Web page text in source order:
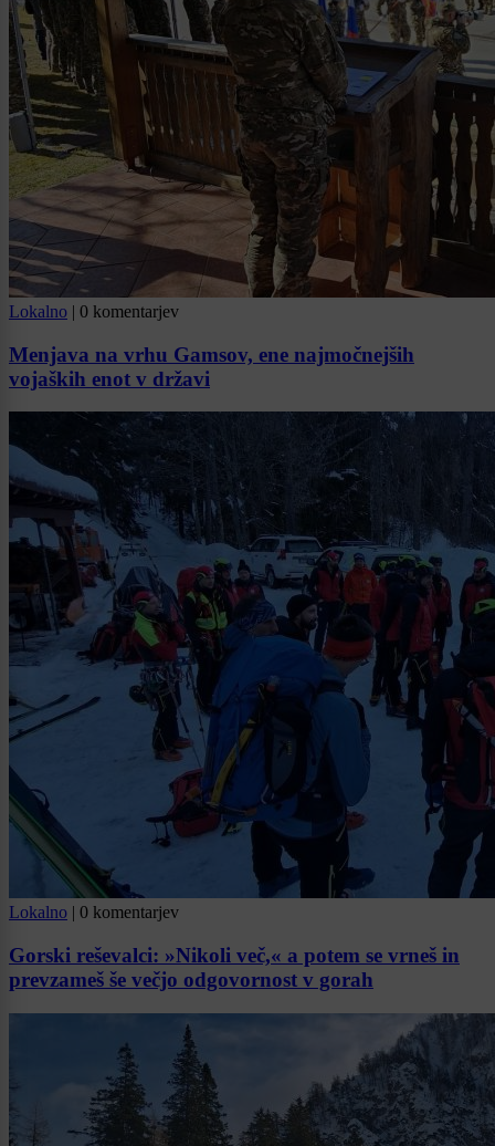
Lokalno | 0 komentarjev
Menjava na vrhu Gamsov, ene najmočnejših
vojaških enot v državi
Lokalno | 0 komentarjev
Gorski reševalci: »Nikoli več,« a potem se vrneš in
prevzameš še večjo odgovornost v gorah